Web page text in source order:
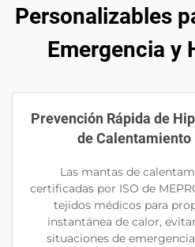
Personalizables
Emergencia y
Prevención Rápida de
de Calentamiento
Las mantas de
certificadas por ISO de
tejidos médicos para
instantánea de calor,
situaciones de